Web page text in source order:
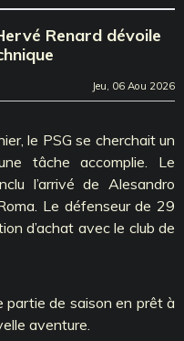
Renard dévoile
Jeu, 06 Aou 2026
le PSG se cherchait un
tâche accomplie. Le
l’arrivé de Alesandro
Le défenseur de 29
d’achat avec le club de
partie de saison en prêt à
aventure.